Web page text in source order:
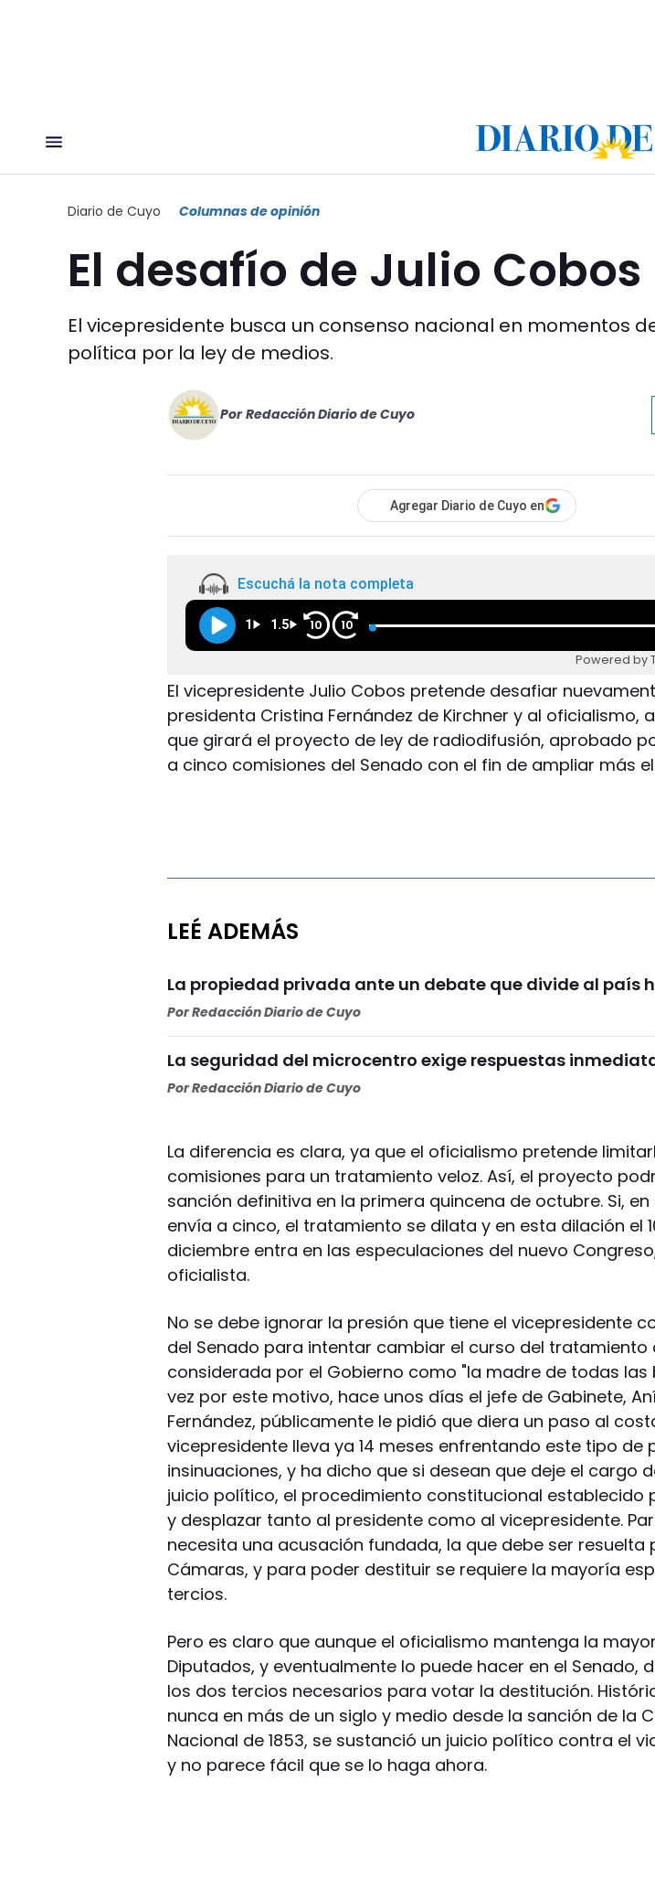
Diario de Cuyo Columnas de opinión
El desafío de Julio Cobos
El vicepresidente busca un consenso nacional en momentos
política por la ley de medios.
Por Redacción Diario de Cuyo
Agregar Diario de Cuyo en
Escuchá la nota completa
1 1.5 10 10
Powered by
El vicepresidente Julio Cobos pretende desafiar
presidenta Cristina Fernández de Kirchner y al oficialismo,
que girará el proyecto de ley de radiodifusión, aprobado
a cinco comisiones del Senado con el fin de ampliar más
LEÉ ADEMÁS
La propiedad privada ante un debate que divide al país
PorRedacción Diario de Cuyo
La seguridad del microcentro exige respuestas
PorRedacción Diario de Cuyo
La diferencia es clara, ya que el oficialismo pretende
comisiones para un tratamiento veloz. Así, el proyecto
sanción definitiva en la primera quincena de octubre. Si,
envía a cinco, el tratamiento se dilata y en esta dilación el
diciembre entra en las especulaciones del nuevo
oficialista.
No se debe ignorar la presión que tiene el vicepresidente
del Senado para intentar cambiar el curso del tratamiento
considerada por el Gobierno como "la madre de todas las
vez por este motivo, hace unos días el jefe de Gabinete,
Fernández, públicamente le pidió que diera un paso al
vicepresidente lleva ya 14 meses enfrentando este tipo de
insinuaciones, y ha dicho que si desean que deje el cargo
juicio político, el procedimiento constitucional establecido
y desplazar tanto al presidente como al vicepresidente.
necesita una acusación fundada, la que debe ser resuelta
Cámaras, y para poder destituir se requiere la mayoría
tercios.
Pero es claro que aunque el oficialismo mantenga la
Diputados, y eventualmente lo puede hacer en el Senado,
los dos tercios necesarios para votar la destitución.
nunca en más de un siglo y medio desde la sanción de la
Nacional de 1853, se sustanció un juicio político contra el
y no parece fácil que se lo haga ahora.